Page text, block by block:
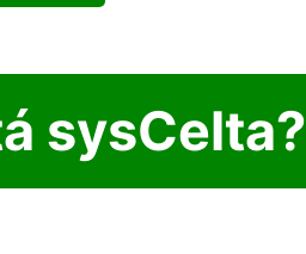
sysCelta?